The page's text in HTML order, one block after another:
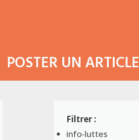
POSTER UN ARTICLE
info-luttes